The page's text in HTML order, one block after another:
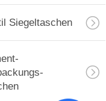
Siegeltaschen